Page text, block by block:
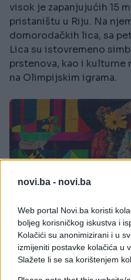
novi.ba - novi.ba
Web portal Novi.ba koristi
boljeg korisničkog iskustva i
Kolačići su anonimizirani i u
izmijeniti postavke kolačića u
Slažete li se sa korištenjem
visok je zapanjujućih 15
pristaništu u Riju. Na
domorodačkih lica, sa
Lica su istovremeno
prstenova, kao i
na Olimpijskim igrama.
Za izradu murala,
mjeseca, 3 500 sprejeva
boje i i više od 1500